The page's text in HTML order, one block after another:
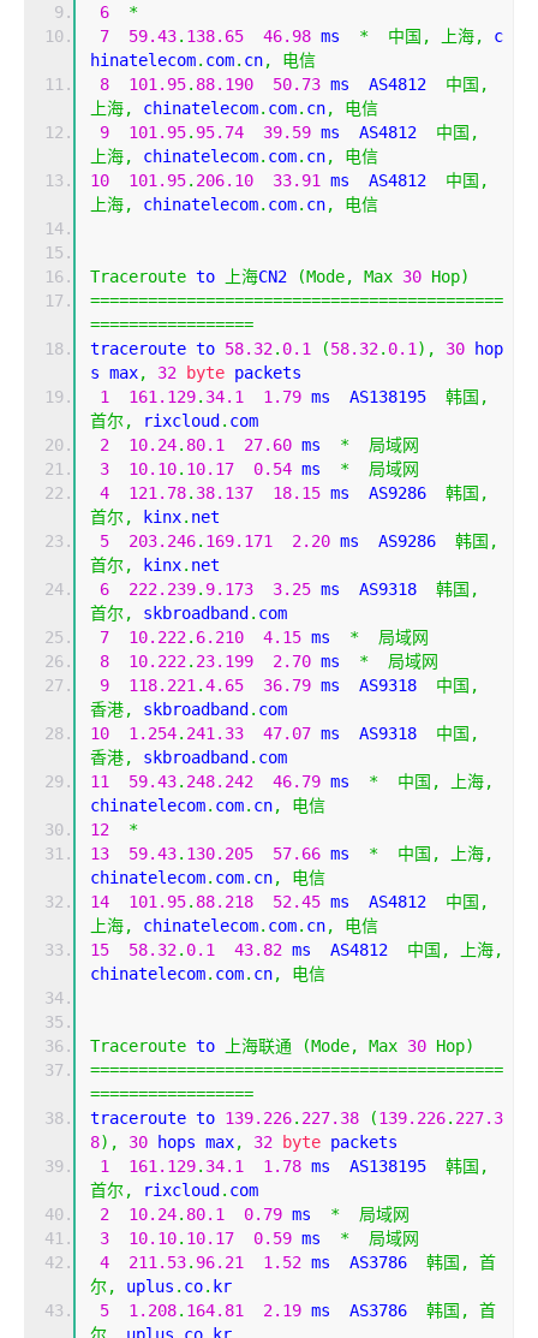
6
*
7
59.43. 138.65 46.98 ms * 中国, 上海,
c
hinatelecom. com. cn,
电信
8
101.95. 88.190 50.73 ms  AS4812 中国,
上海,
chinatelecom. com. cn,
电信
9
101.95. 95.74 39.59 ms  AS4812 中国,
上海,
chinatelecom. com. cn,
电信
10
101.95. 206.10 33.91 ms  AS4812 中国,
上海,
chinatelecom. com. cn, 电信
Traceroute to 上海CN2 (Mode, Max 30 Hop)
===========================================
=================
traceroute to 58.32. 0.1 (58.32. 0.1 ), 30 hop
s max, 32 byte packets
1
161.129. 34.1 1.79 ms  AS138195 韩国,
首尔,
rixcloud . com
2
10.24. 80.1 27.60 ms *
局域网
3
10.10. 10.17 0.54 ms *
局域网
4
121.78. 38.137 18.15 ms  AS9286 韩国,
首尔,
kinx. net
5
203.246. 169.171 2.20 ms  AS9286 韩国,
首尔,
kinx. net
6
222.239. 9.173 3.25 ms  AS9318 韩国,
首尔,
skbroadband . com
7
10.222. 6.210 4.15 ms *
局域网
8
10.222. 23.199 2.70 ms *
局域网
9
118.221 .4.65 36.79 ms  AS9318 中国,
香港,
skbroadband . com
10
1.254. 241.33 47.07 ms  AS9318 中国,
香港,
skbroadband . com
11
59.43. 248.242 46.79 ms * 中国,
上海,
chinatelecom. com. cn,
电信
12
*
13
59.43. 130.205 57.66 ms * 中国,
上海,
chinatelecom. com. cn,
电信
14
101.95. 88.218 52.45 ms  AS4812 中国,
上海,
chinatelecom. com. cn,
电信
15
58.32. 0.1 43.82 ms  AS4812 中国,
上海,
chinatelecom. com. cn, 电信
Traceroute to 上海联通 (Mode, Max 30 Hop)
===========================================
=================
traceroute to 139.226. 227.38 (139.226. 227.3
8), 30 hops max, 32 byte packets
1
161.129. 34.1 1.78 ms  AS138195 韩国,
首尔,
rixcloud . com
2
10.24. 80.1 0.79 ms *
局域网
3
10.10. 10.17 0.59 ms *
局域网
4
211.53. 96.21 1.52 ms  AS3786 韩国,
首
尔,
uplus . co. kr
5
1.208. 164.81 2.19 ms  AS3786 韩国,
首
尔,
uplus co kr